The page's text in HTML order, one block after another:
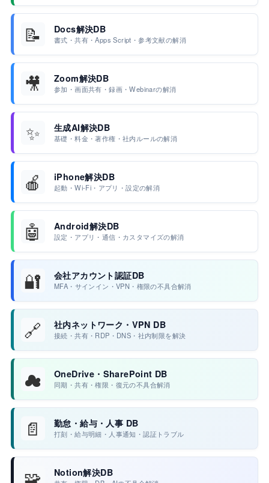
📝 Docs解決DB
書式・共有・Apps Script・参考文献の解消
🎥 Zoom解決DB
参加・画面共有・録画・Webinarの解消
✨ 生成AI解決DB
基礎・料金・著作権・社内ルールの解消
🍎 iPhone解決DB
起動・Wi-Fi・アプリ・設定の解消
🤖 Android解決DB
設定・アプリ・通信・カスタマイズの解消
🔐 会社アカウント認証DB
MFA・サインイン・VPN・権限の不具合解消
🔗 社内ネットワーク・VPN DB
接続・共有・RDP・DNS・社内制限を解決
☁ OneDrive・SharePoint DB
同期・共有・権限・復元の不具合解消
📄 勤怠・給与・人事 DB
打刻・給与明細・人事通知・認証トラブル
🧩 Notion解決DB